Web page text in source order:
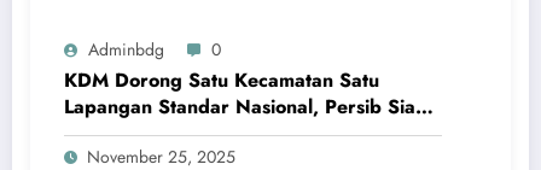
Adminbdg 0
KDM Dorong Satu Kecamatan Satu
Lapangan Standar Nasional, Persib Siap
Bersinergi
November 25, 2025